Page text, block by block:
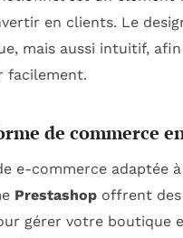
en clients. Le
mais aussi intuitif,
facilement.
de commerce
e-commerce adaptée
Prestashop offrent des
gérer votre boutique